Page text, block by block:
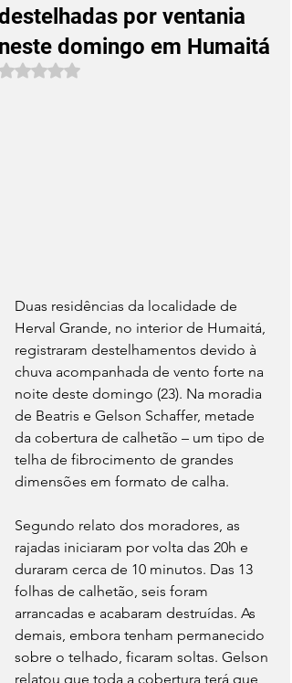
por ventania
domingo em Humaitá
Avaliado com NaN de 5 estrelas.
Duas residências da localidade de
Herval Grande, no interior de Humaitá,
registraram destelhamentos devido à
chuva acompanhada de vento forte na
noite deste domingo (23). Na moradia
de Beatris e Gelson Schaffer, metade
da cobertura de calhetão – um tipo de
telha de fibrocimento de grandes
dimensões em formato de calha.
Segundo relato dos moradores, as
rajadas iniciaram por volta das 20h e
duraram cerca de 10 minutos. Das 13
folhas de calhetão, seis foram
arrancadas e acabaram destruídas. As
demais, embora tenham permanecido
sobre o telhado, ficaram soltas. Gelson
relatou que toda a cobertura terá que